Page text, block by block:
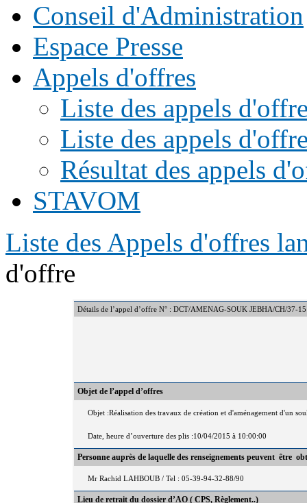
Conseil d'Administration
Espace Presse
Appels d'offres
Liste des appels
Liste des appels
Résultat des appels
STAVOM
Liste des Appels d'offres
d'offre
Détails de l’appel d’offre N° : DCT/AMENAG-SOUK JEBHA/CH/37-15
Objet de l’appel d’offres
Objet :Réalisation des travaux de création et d'aménagement d'un
Date, heure d’ouverture des plis :10/04/2015 à 10:00:00
Personne auprès de laquelle des renseignements peuvent être
Mr Rachid LAHBOUB / Tel : 05-39-94-32-88/90
Lieu de retrait du dossier d’AO ( CPS, Règlement..)